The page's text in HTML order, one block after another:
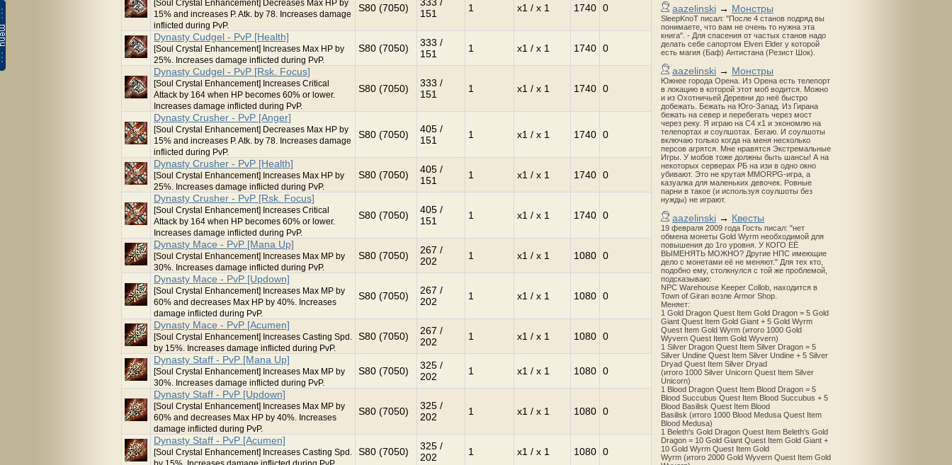
aazelinski → Монстры
SleepKnoT писал: "После 4 станов подряд вы
понимаете, что вам не очень то нужна эта
книга". - Для спасения от частых станов надо
делать себе сапортом Elven Elder у которой
есть магия (Баф) Антистана (Резист Шок).
aazelinski → Монстры
Южнее города Орена. Из Орена есть телепорт
в локацию в которой этот моб водится. Можно
и из Охотничьей Деревни до неё быстро
добежать. Бежать на Юго-Запад. Из Гирана
бежать на север и перебегать через мост
через реку. Я играю на С4 х1 и экономлю на
телепортах и соулшотах. Бегаю. И соулшоты
включаю только когда на меня несколько
персов агрятся. Мне нравятся Экстремальные
Игры. У мобов тоже должны быть шансы! А на
некоторых серверах РБ на изи в одно окно
убивают. Это не крутая MMORPG-игра, а
казуалка для маленьких девочек. Ровные
парни в такое (и используя соулшоты без
нужды) не играют.
aazelinski → Квесты
19 февраля 2009 года Гость писал: "нет
обмена монеты Gold Wyrm необходимой для
повышения до 1го уровня. У КОГО ЕЁ
ВЫМЕНЯТЬ МОЖНО? Другие НПС имеющие
дело с монетами её не меняют." Для тех кто,
подобно ему, столкнулся с той же проблемой,
подсказываю:
NPC Warehouse Keeper Collob, находится в
Town of Giran возле Armor Shop.
Меняет:
1 Gold Dragon Quest Item Gold Dragon = 5 Gold
Giant Quest Item Gold Giant + 5 Gold Wyrm
Quest Item Gold Wyrm (итого 1000 Gold
Wyvern Quest Item Gold Wyvern)
1 Silver Dragon Quest Item Silver Dragon = 5
Silver Undine Quest Item Silver Undine + 5 Silver
Dryad Quest Item Silver Dryad
(итого 1000 Silver Unicorn Quest Item Silver
Unicorn)
1 Blood Dragon Quest Item Blood Dragon = 5
Blood Succubus Quest Item Blood Succubus + 5
Blood Basilisk Quest Item Blood
Basilisk (итого 1000 Blood Medusa Quest Item
Blood Medusa)
1 Beleth's Gold Dragon Quest Item Beleth’s Gold
Dragon = 10 Gold Giant Quest Item Gold Giant +
10 Gold Wyrm Quest Item Gold
Wyrm (итого 2000 Gold Wyvern Quest Item Gold
[Soul Crystal Enhancement] Decreases Max HP by
15% and increases P. Atk. by 78. Increases damage
inflicted during PvP.
S80 (7050)
151
1 x1 / x 1 1740 0
Dynasty Cudgel - PvP [Health]
[Soul Crystal Enhancement] Increases Max HP by
25%. Increases damage inflicted during PvP.
S80 (7050)
333 /
151
1 x1 / x 1 1740 0
Dynasty Cudgel - PvP [Rsk. Focus]
[Soul Crystal Enhancement] Increases Critical
Attack by 164 when HP becomes 60% or lower.
Increases damage inflicted during PvP.
S80 (7050)
333 /
151
1 x1 / x 1 1740 0
Dynasty Crusher - PvP [Anger]
[Soul Crystal Enhancement] Decreases Max HP by
15% and increases P. Atk. by 78. Increases damage
inflicted during PvP.
S80 (7050)
405 /
151
1 x1 / x 1 1740 0
Dynasty Crusher - PvP [Health]
[Soul Crystal Enhancement] Increases Max HP by
25%. Increases damage inflicted during PvP.
S80 (7050)
405 /
151
1 x1 / x 1 1740 0
Dynasty Crusher - PvP [Rsk. Focus]
[Soul Crystal Enhancement] Increases Critical
Attack by 164 when HP becomes 60% or lower.
Increases damage inflicted during PvP.
S80 (7050)
405 /
151
1 x1 / x 1 1740 0
Dynasty Mace - PvP [Mana Up]
[Soul Crystal Enhancement] Increases Max MP by
30%. Increases damage inflicted during PvP.
S80 (7050)
267 /
202
1 x1 / x 1 1080 0
Dynasty Mace - PvP [Updown]
[Soul Crystal Enhancement] Increases Max MP by
60% and decreases Max HP by 40%. Increases
damage inflicted during PvP.
S80 (7050)
267 /
202
1 x1 / x 1 1080 0
Dynasty Mace - PvP [Acumen]
[Soul Crystal Enhancement] Increases Casting Spd.
by 15%. Increases damage inflicted during PvP.
S80 (7050)
267 /
202
1 x1 / x 1 1080 0
Dynasty Staff - PvP [Mana Up]
[Soul Crystal Enhancement] Increases Max MP by
30%. Increases damage inflicted during PvP.
S80 (7050)
325 /
202
1 x1 / x 1 1080 0
Dynasty Staff - PvP [Updown]
[Soul Crystal Enhancement] Increases Max MP by
60% and decreases Max HP by 40%. Increases
damage inflicted during PvP.
S80 (7050)
325 /
202
1 x1 / x 1 1080 0
Dynasty Staff - PvP [Acumen]
[Soul Crystal Enhancement] Increases Casting Spd.
S80 (7050)
325 /
202
1 x1 / x 1 1080 0